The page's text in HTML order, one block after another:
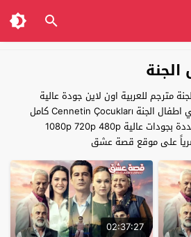
مترجم للعربية اون لاين جودة عالية
FULL HD المسلسل التركي اطفال الجنة Cennetin Çocukları كامل
تحميل مباشر سيرفرات متعددة بجودات عالية 1080p 720p 480p
02:37:27